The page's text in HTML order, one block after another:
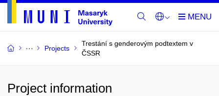
Projects
Trestání s genderovým podtextem v
ČSSR
Project information